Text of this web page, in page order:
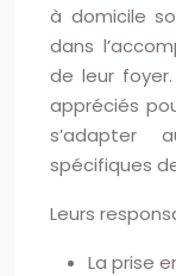
à domicile
dans
de leur
appréciés
s’adapter
spécifiques
Leurs
La prise